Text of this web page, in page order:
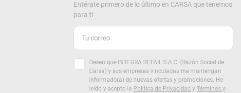
Entérate primero de lo último en CARSA que tenemos
para ti
Deseo que INTEGRA RETAIL S.A.C. (Razón Social de
Carsa) y sus empresas vinculadas me mantengan
informado(a) de nuevas ofertas y promociones. He
leído y acepto la Política de Privacidad y Términos y